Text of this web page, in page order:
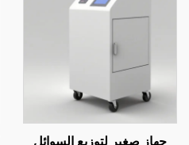
جهاز صغير لتوزيع السوائل